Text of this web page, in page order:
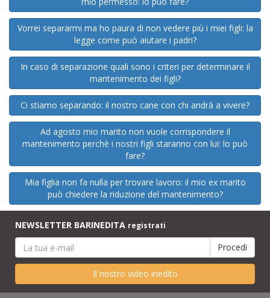
Vorrei separarmi ma ho paura di non vedere più i miei figli: la
legge come può aiutare i padri?
In caso di separazione quali sono i criteri per determinare il
mantenimento dei figli?
Ci stiamo separando: il nostro cane con chi andrà a vivere?
Ad agosto mio marito non vuole corrispondere il
mantenimento perchè i nostri figli staranno con lui: lo può
fare?
Mia figlia non fa nulla per trovare lavoro: il mio ex marito
può chiedere la riduzione del mantenimento?
NEWSLETTER BARINEDITA registrati
Il nostro video inedito